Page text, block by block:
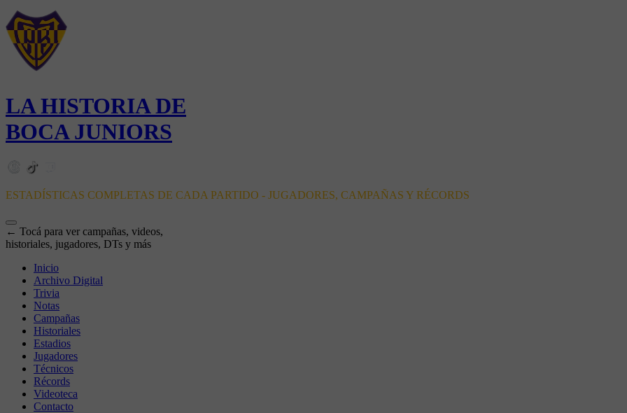
LA HISTORIA DE
BOCA JUNIORS
ESTADÍSTICAS COMPLETAS DE CADA PARTIDO - JUGADORES, CAMPAÑAS Y RÉCORDS
← Tocá para ver campañas, videos,
historiales, jugadores, DTs y más
Inicio
Archivo Digital
Trivia
Notas
Campañas
Historiales
Estadios
Jugadores
Técnicos
Récords
Videoteca
Contacto